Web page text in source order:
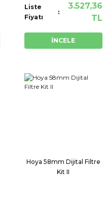
Liste
Fiyatı
3.527,36
TL
İNCELE
Hoya 58mm Dijital Filtre
Kit II